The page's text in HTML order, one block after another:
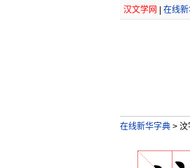
汉文学网 在线
在线新华字典 >汶